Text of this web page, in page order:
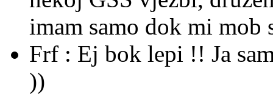
imam samo dok mi mob
Frf : Ej bok lepi !! Ja
))